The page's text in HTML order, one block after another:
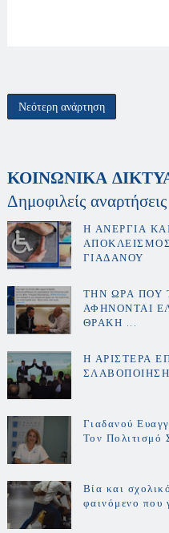
Νεότερη ανάρτηση
ΚΟΙΝΩΝΙΚΑ
Δημοφιλείς αναρτήσεις
Η ΑΝΕΡΓΙΑ
ΓΙΑΔΑΝΟΥ
ΤΗΝ ΩΡΑ ΠΟΥ
ΑΦΗΝΟΝΤΑΙ
ΘΡΑΚΗ ...
Η ΑΡΙΣΤΕΡΑ
Γιαδανού
Τον Πολιτισμό
Βία και
φαινόμενο που